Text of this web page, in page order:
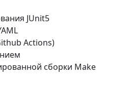
JUnit5
Actions)
сборки Make